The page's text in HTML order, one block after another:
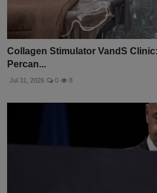
Collagen Stimulator VandS
Percan...
Jul 31, 2026 0 8